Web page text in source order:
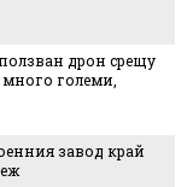
дрон срещу
много големи,
завод край